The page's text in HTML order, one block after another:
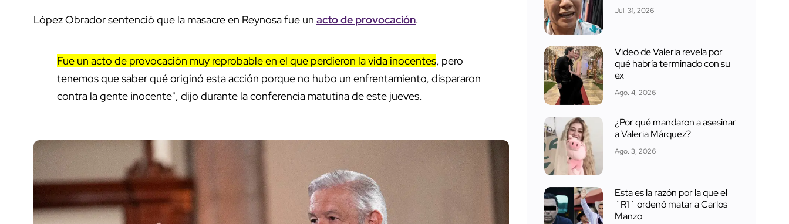
López Obrador sentenció que la masacre en Reynosa fue un acto de provocación.
Fue un acto de provocación muy reprobable en el que perdieron la vida inocentes, pero
tenemos que saber qué originó esta acción porque no hubo un enfrentamiento, dispararon
contra la gente inocente", dijo durante la conferencia matutina de este jueves.
Jul. 31, 2026
Video de Valeria revela por
qué habría terminado con su
ex
Ago. 4, 2026
¿Por qué mandaron a asesinar
a Valeria Márquez?
Ago. 3, 2026
Esta es la razón por la que el
´R1´ ordenó matar a Carlos
Manzo